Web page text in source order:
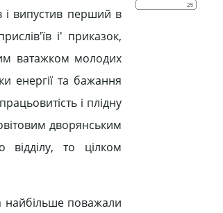
і випустив перший в
і' приказок,
ватажком молодих
енергії та бажання
і плідну
дворянським
відділу, то цілком
найбільше поважали